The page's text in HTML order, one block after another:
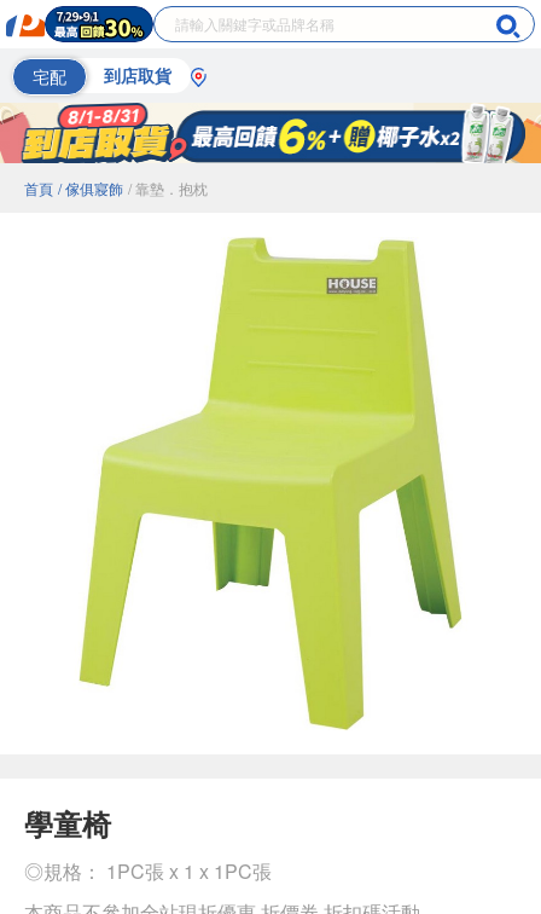
宅配 到店取貨
首頁 / 傢俱寢飾 / 靠墊．抱枕
學童椅
◎規格： 1PC張 x 1 x 1PC張